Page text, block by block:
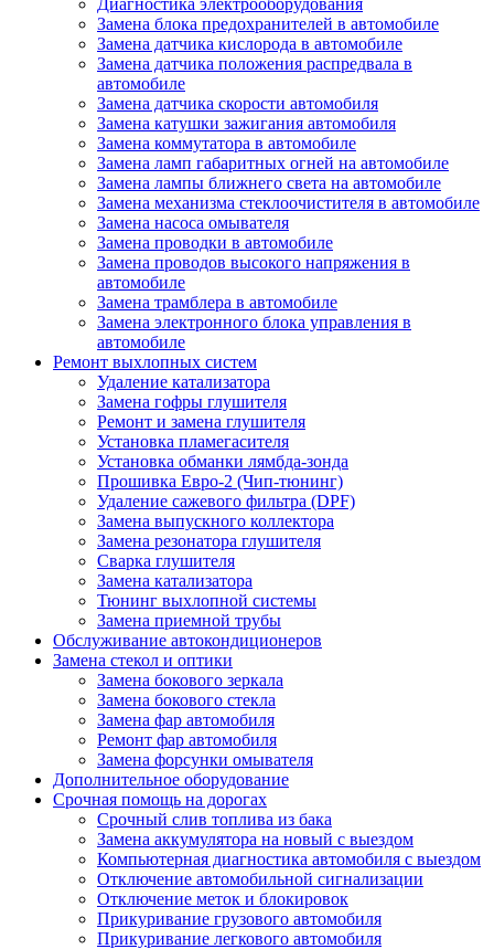
Замена блока предохранителей в автомобиле
Замена датчика кислорода в автомобиле
Замена датчика положения распредвала в
автомобиле
Замена датчика скорости автомобиля
Замена катушки зажигания автомобиля
Замена коммутатора в автомобиле
Замена ламп габаритных огней на автомобиле
Замена лампы ближнего света на автомобиле
Замена механизма стеклоочистителя в автомобиле
Замена насоса омывателя
Замена проводки в автомобиле
Замена проводов высокого напряжения в
автомобиле
Замена трамблера в автомобиле
Замена электронного блока управления в
автомобиле
Ремонт выхлопных систем
Удаление катализатора
Замена гофры глушителя
Ремонт и замена глушителя
Установка пламегасителя
Установка обманки лямбда-зонда
Прошивка Евро-2 (Чип-тюнинг)
Удаление сажевого фильтра (DPF)
Замена выпускного коллектора
Замена резонатора глушителя
Сварка глушителя
Замена катализатора
Тюнинг выхлопной системы
Замена приемной трубы
Обслуживание автокондиционеров
Замена стекол и оптики
Замена бокового зеркала
Замена бокового стекла
Замена фар автомобиля
Ремонт фар автомобиля
Замена форсунки омывателя
Дополнительное оборудование
Срочная помощь на дорогах
Срочный слив топлива из бака
Замена аккумулятора на новый с выездом
Компьютерная диагностика автомобиля с выездом
Отключение автомобильной сигнализации
Отключение меток и блокировок
Прикуривание грузового автомобиля
Прикуривание легкового автомобиля